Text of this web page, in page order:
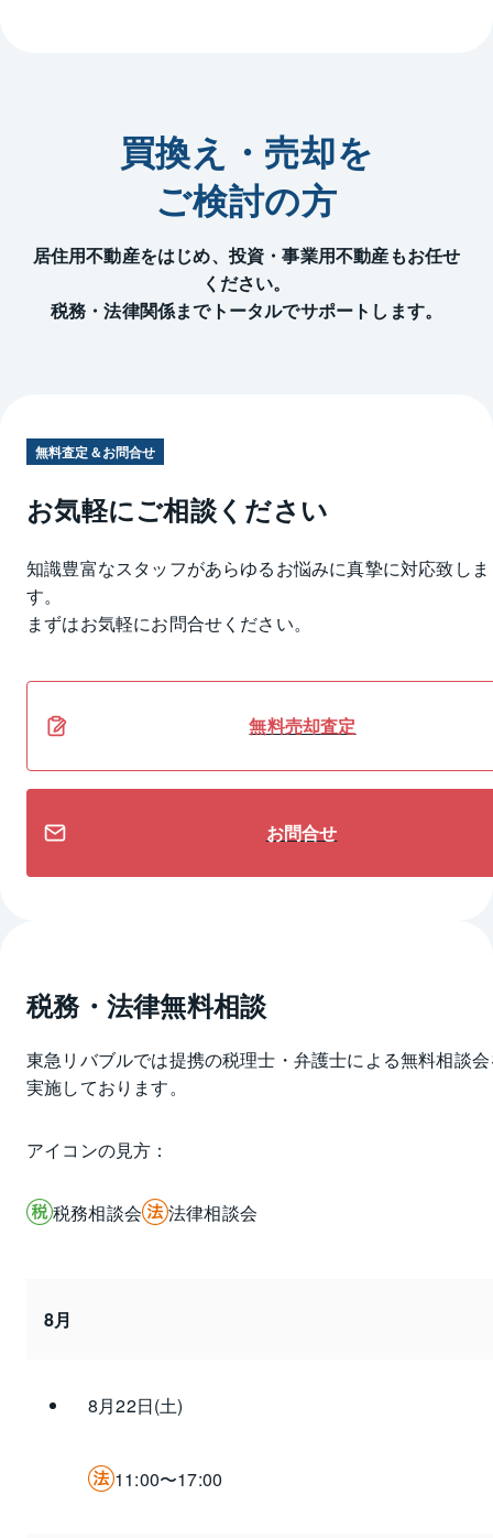
買換え・売却を
ご検討の方
居住用不動産をはじめ、投資・事業用不動産もお任せ
ください。
税務・法律関係までトータルでサポートします。
無料査定＆お問合せ
お気軽にご相談ください
知識豊富なスタッフがあらゆるお悩みに真摯に対応致しま
す。
まずはお気軽にお問合せください。
無料売却査定
お問合せ
税務・法律無料相談
東急リバブルでは提携の税理士・弁護士による無料相談
実施しております。
アイコンの見方：
税務相談会 法律相談会
8月
8月22日(土)
11:00〜17:00